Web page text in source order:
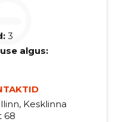
3
algus:
Kesklinna
68